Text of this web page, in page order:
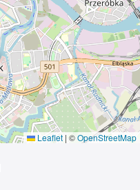
Leaflet | ©OpenStreetMap